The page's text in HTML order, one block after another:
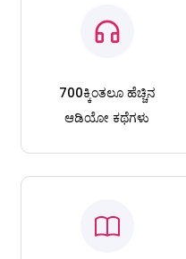
700ಕ್ಕಿಂತಲೂ ಹೆಚ್ಚಿನ
ಆಡಿಯೋ ಕಥೆಗಳು